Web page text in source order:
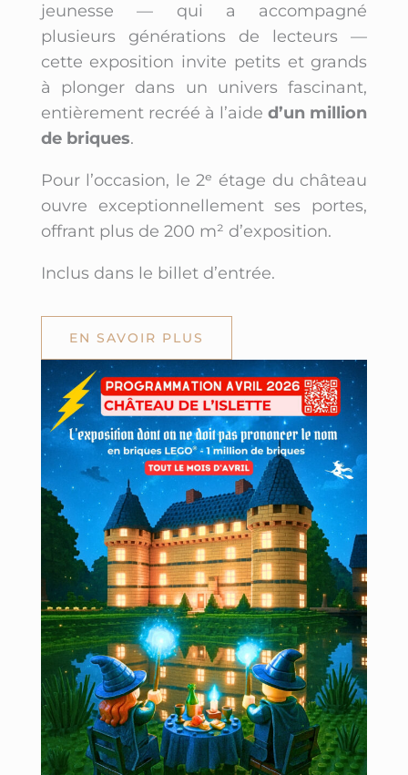
jeunesse — qui a accompagné
plusieurs générations de lecteurs —
cette exposition invite petits et grands
à plonger dans un univers fascinant,
entièrement recréé à l’aided’un million
de briques.
Pour l’occasion, le 2ᵉ étage du château
ouvre exceptionnellement ses portes,
offrant plus de 200 m² d’exposition.
Inclus dans le billet d’entrée.
EN SAVOIR PLUS